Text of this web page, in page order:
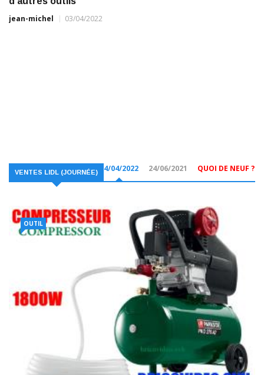
jean-michel
03/04/2022
VENTES LIDL (JOURNÉE) 14/04/2022 24/06/2021 QUOI DE NEUF ?
OUTIL